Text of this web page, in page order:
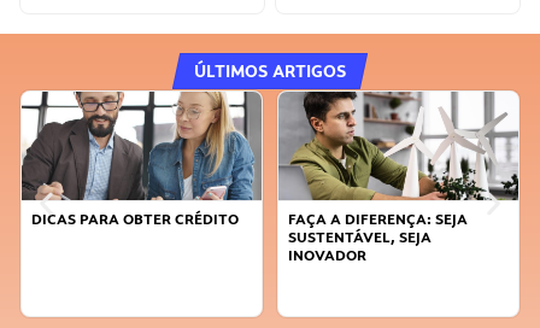
ÚLTIMOS ARTIGOS
DICAS PARA OBTER CRÉDITO
FAÇA A DIFERENÇA: SEJA
SUSTENTÁVEL, SEJA
INOVADOR